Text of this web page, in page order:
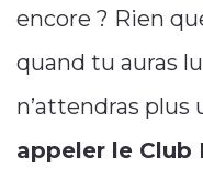
encore ? Rien
quand tu auras
n’attendras plus
appeler le Club